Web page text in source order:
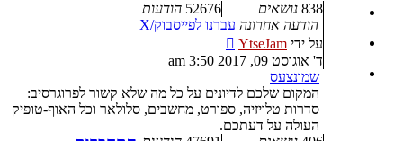
838 נושאים 52676 הודעות
הודעה אחרונה עברנו לפייסבוק/X
על ידי YtseJam
בהודעה
ד' אוגוסט 09, 2017 3:50 am
שמונצעס
המקום שלכם לדיונים על כל מה שלא קשור לפרוגרסיב:
סדרות טלויזיה, ספורט, מחשבים, סלולאר וכל האוף-טופיק
העולה על דעתכם.